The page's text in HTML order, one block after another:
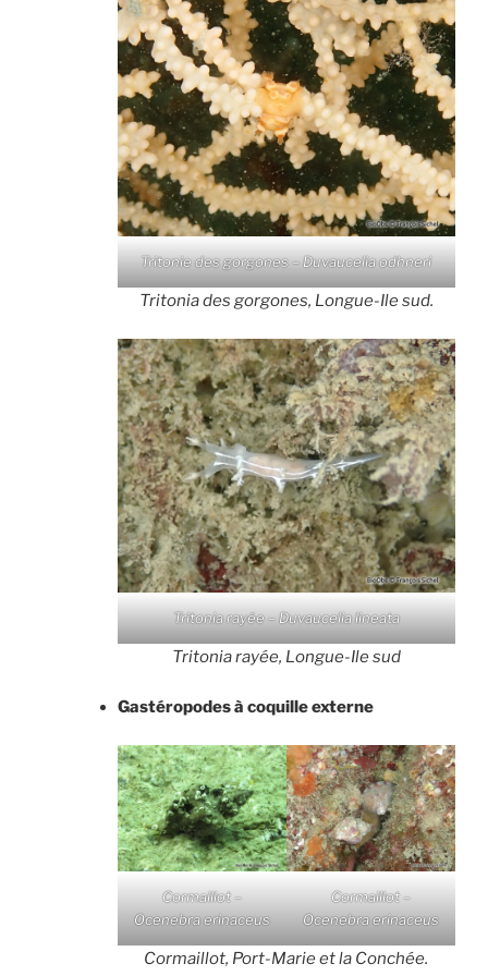
Tritonie des gorgones – Duvaucelia odhneri
Tritonia des gorgones, Longue-Ile sud.
Tritonia rayée – Duvaucelia lineata
Tritonia rayée, Longue-Ile sud
Gastéropodes à coquille externe
Cormaillot –
Ocenebra erinaceus
Cormaillot –
Ocenebra erinaceus
Cormaillot, Port-Marie et la Conchée.